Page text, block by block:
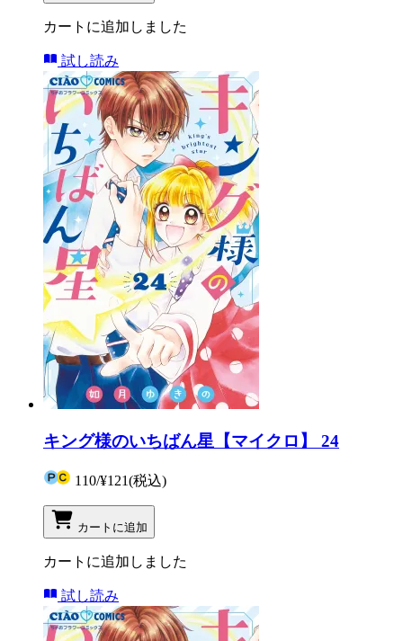
カートに追加しました
試し読み
キング様のいちばん星【マイクロ】 24
110/¥121(税込)
カートに追加
カートに追加しました
試し読み